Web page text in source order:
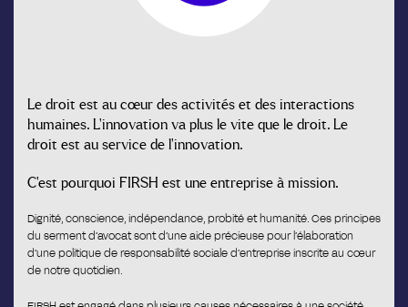
Le droit est au cœur des activités et des interactions
humaines. L’innovation va plus le vite que le droit. Le
droit est au service de l’innovation.
C’est pourquoi FIRSH est une entreprise à mission.
Dignité, conscience, indépendance, probité et humanité. Ces principes
du serment d’avocat sont d’une aide précieuse pour l’élaboration
d’une politique de responsabilité sociale d’entreprise inscrite au cœur
de notre quotidien.